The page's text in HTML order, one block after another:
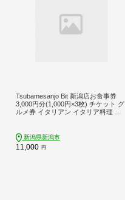
Tsubamesanjo Bit 新潟店お食事券
3,000円分(1,000円×3枚) チケット グ
ルメ券 イタリアン イタリア料理 ラ
新潟県新潟市
11,000 円